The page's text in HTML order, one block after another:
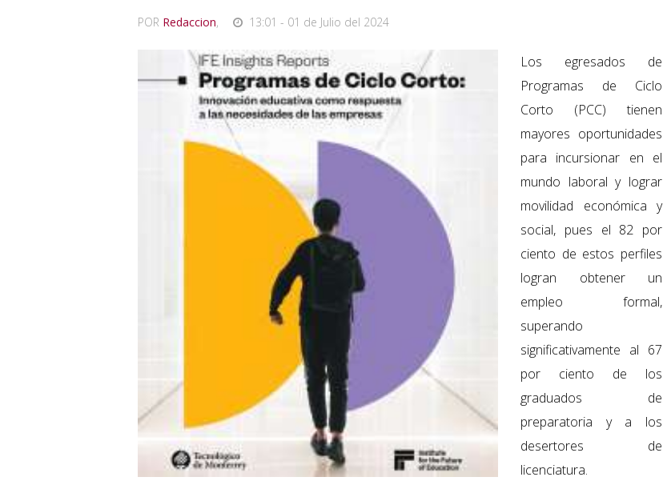
POR Redaccion, 13:01 - 01 de Julio del 2024
Los egresados de
Programas de Ciclo
Corto (PCC) tienen
mayores oportunidades
para incursionar en el
mundo laboral y lograr
movilidad económica y
social, pues el 82 por
ciento de estos perfiles
logran obtener un
empleo formal,
superando
significativamente al 67
por ciento de los
graduados de
preparatoria y a los
desertores de
licenciatura.